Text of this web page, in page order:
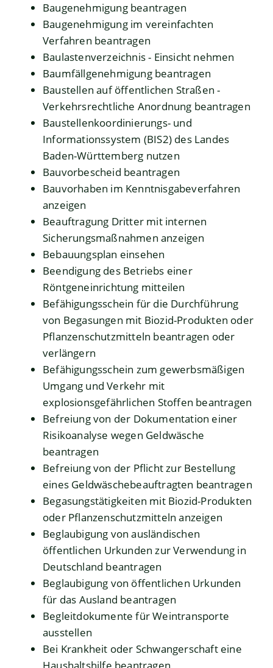
Baugenehmigung beantragen
Baugenehmigung im vereinfachten
Verfahren beantragen
Baulastenverzeichnis - Einsicht nehmen
Baumfällgenehmigung beantragen
Baustellen auf öffentlichen Straßen -
Verkehrsrechtliche Anordnung beantragen
Baustellenkoordinierungs- und
Informationssystem (BIS2) des Landes
Baden-Württemberg nutzen
Bauvorbescheid beantragen
Bauvorhaben im Kenntnisgabeverfahren
anzeigen
Beauftragung Dritter mit internen
Sicherungsmaßnahmen anzeigen
Bebauungsplan einsehen
Beendigung des Betriebs einer
Röntgeneinrichtung mitteilen
Befähigungsschein für die Durchführung
von Begasungen mit Biozid-Produkten oder
Pflanzenschutzmitteln beantragen oder
verlängern
Befähigungsschein zum gewerbsmäßigen
Umgang und Verkehr mit
explosionsgefährlichen Stoffen beantragen
Befreiung von der Dokumentation einer
Risikoanalyse wegen Geldwäsche
beantragen
Befreiung von der Pflicht zur Bestellung
eines Geldwäschebeauftragten beantragen
Begasungstätigkeiten mit Biozid-Produkten
oder Pflanzenschutzmitteln anzeigen
Beglaubigung von ausländischen
öffentlichen Urkunden zur Verwendung in
Deutschland beantragen
Beglaubigung von öffentlichen Urkunden
für das Ausland beantragen
Begleitdokumente für Weintransporte
ausstellen
Bei Krankheit oder Schwangerschaft eine